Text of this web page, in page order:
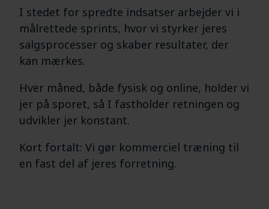
I stedet for spredte indsatser arbejder vi i
målrettede sprints, hvor vi styrker jeres
salgsprocesser og skaber resultater, der
kan mærkes.
Hver måned, både fysisk og online, holder vi
jer på sporet, så I fastholder retningen og
udvikler jer konstant.
Kort fortalt: Vi gør kommerciel træning til
en fast del af jeres forretning.